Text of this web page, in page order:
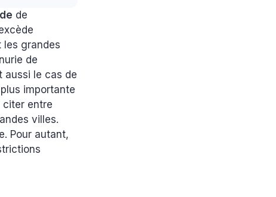
de
les grandes
de
aussi le cas de
importante
citer entre
villes.
Pour autant,